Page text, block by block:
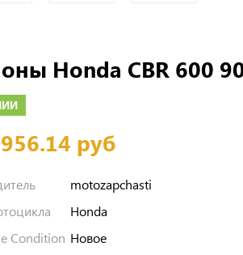
Honda CBR 600
руб
motozapchasti
Honda
Condition Новое